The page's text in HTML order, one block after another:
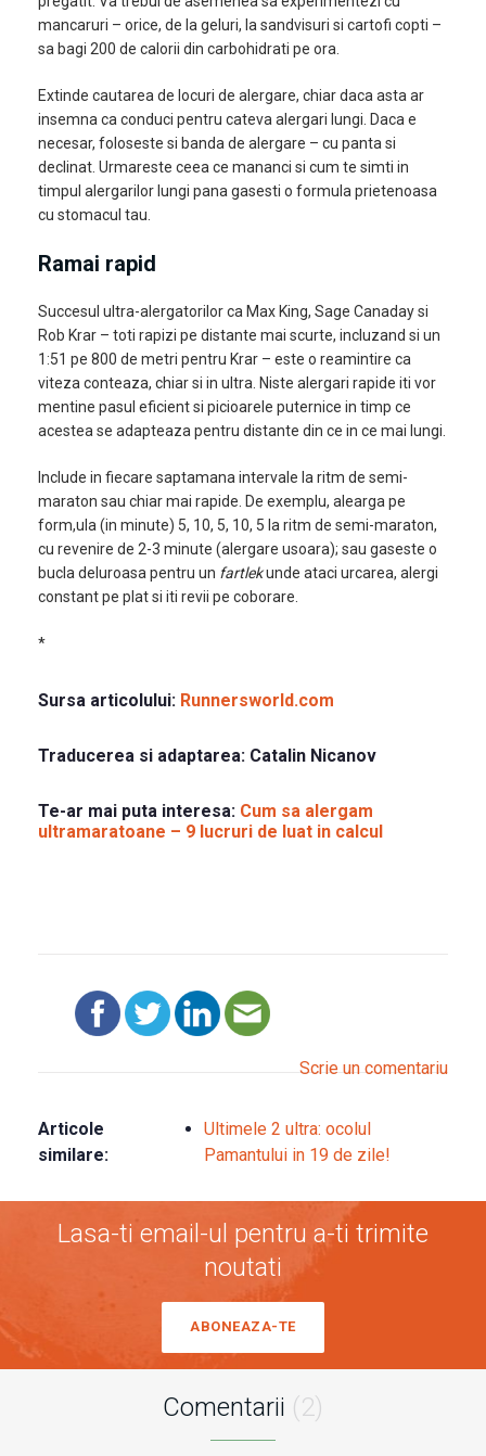
mancaruri – orice, de la geluri, la sandvisuri si cartofi copti –
sa bagi 200 de calorii din carbohidrati pe ora.
Extinde cautarea de locuri de alergare, chiar daca asta ar
insemna ca conduci pentru cateva alergari lungi. Daca e
necesar, foloseste si banda de alergare – cu panta si
declinat. Urmareste ceea ce mananci si cum te simti in
timpul alergarilor lungi pana gasesti o formula prietenoasa
cu stomacul tau.
Ramai rapid
Succesul ultra-alergatorilor ca Max King, Sage Canaday si
Rob Krar – toti rapizi pe distante mai scurte, incluzand si un
1:51 pe 800 de metri pentru Krar – este o reamintire ca
viteza conteaza, chiar si in ultra. Niste alergari rapide iti vor
mentine pasul eficient si picioarele puternice in timp ce
acestea se adapteaza pentru distante din ce in ce mai lungi.
Include in fiecare saptamana intervale la ritm de semi-
maraton sau chiar mai rapide. De exemplu, alearga pe
form,ula (in minute) 5, 10, 5, 10, 5 la ritm de semi-maraton,
cu revenire de 2-3 minute (alergare usoara); sau gaseste o
bucla deluroasa pentru un fartlekunde ataci urcarea, alergi
constant pe plat si iti revii pe coborare.
*
Sursa articolului: Runnersworld.com
Traducerea si adaptarea: Catalin Nicanov
Te-ar mai puta interesa: Cum sa alergam
ultramaratoane – 9 lucruri de luat in calcul
Scrie un comentariu
Articole
similare:
Ultimele 2 ultra: ocolul
Pamantului in 19 de zile!
Lasa-ti email-ul pentru a-ti trimite
noutati
ABONEAZA-TE
Comentarii (2)